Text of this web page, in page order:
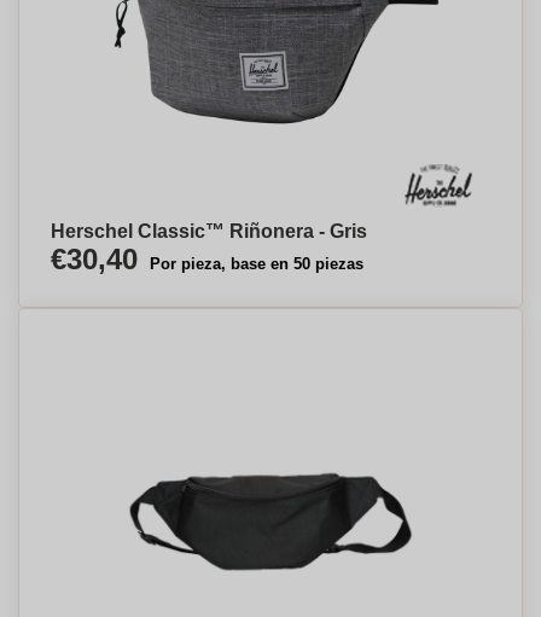
Herschel Classic™ Riñonera - Gris
€30,40 Por pieza, base en 50 piezas